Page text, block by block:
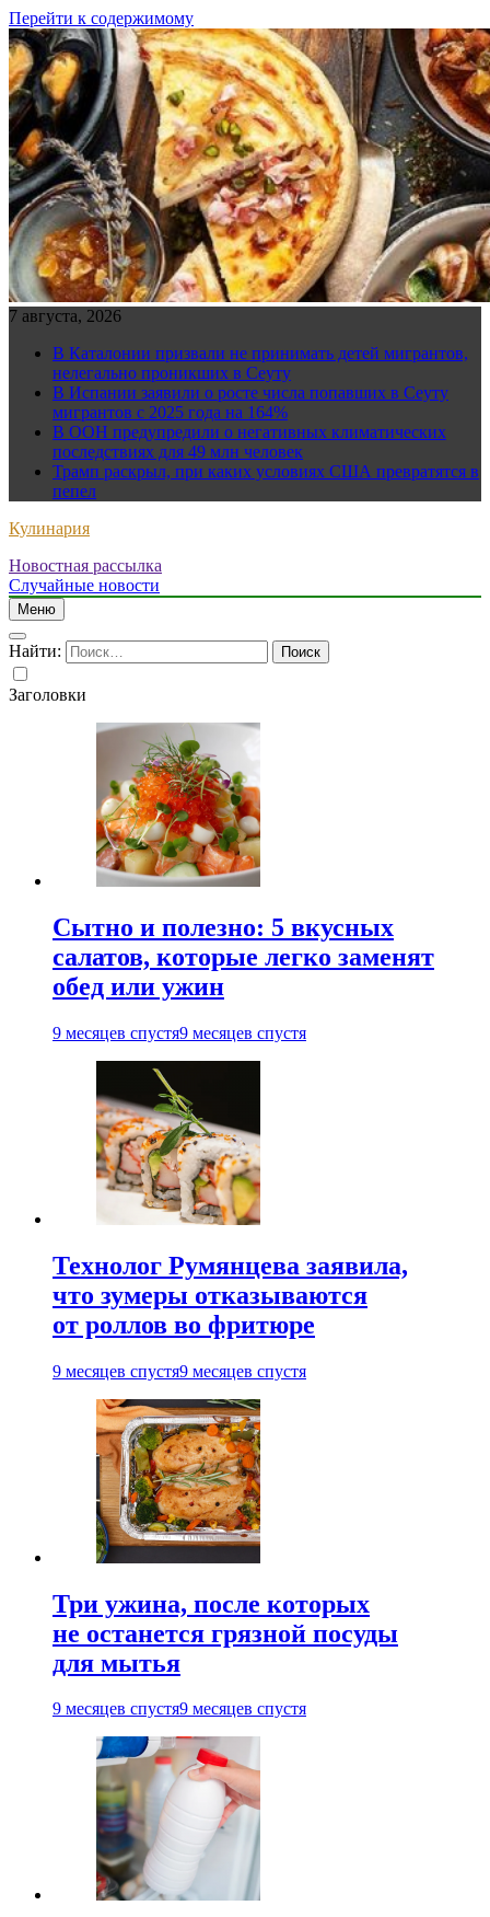
Перейти к содержимому
7 августа, 2026
В Каталонии призвали не принимать детей мигрантов,
нелегально проникших в Сеуту
В Испании заявили о росте числа попавших в Сеуту
мигрантов с 2025 года на 164%
В ООН предупредили о негативных климатических
последствиях для 49 млн человек
Трамп раскрыл, при каких условиях США превратятся в
пепел
Кулинария
Новостная рассылка
Случайные новости
Меню
Найти:
Заголовки
Сытно и полезно: 5 вкусных
салатов, которые легко заменят
обед или ужин
9 месяцев спустя9 месяцев спустя
Технолог Румянцева заявила,
что зумеры отказываются
от роллов во фритюре
9 месяцев спустя9 месяцев спустя
Три ужина, после которых
не останется грязной посуды
для мытья
9 месяцев спустя9 месяцев спустя